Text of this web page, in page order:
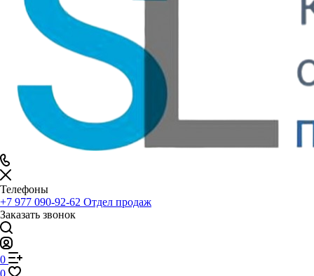
Телефоны
+7 977 090-92-62 Отдел продаж
Заказать звонок
0
0